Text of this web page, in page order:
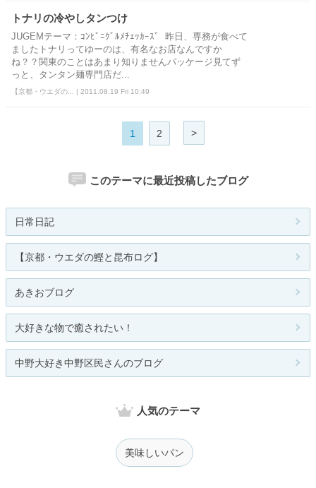
トナリの冷やしタンつけ
JUGEMテーマ：ｺﾝﾋﾞﾆｸﾞﾙﾒﾁｪｯｶｰｽﾞ 昨日、専務が食べて
ましたトナリってゆーのは、有名なお店なんですか
ね？？関東のことはあまり知りませんパッケージ見てず
っと、タンタン麺専門店だ...
【京都・ウエダの... | 2011.08.19 Fri 10:49
1 2 >
このテーマに最近投稿したブログ
日常日記
【京都・ウエダの鰹と昆布ログ】
あきおブログ
大好きな物で癒されたい！
中野大好き中野区民さんのブログ
人気のテーマ
美味しいパン